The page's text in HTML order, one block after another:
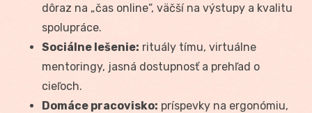
dôraz na „čas online“, väčší na výstupy a kvalitu
spolupráce.
Sociálne lešenie: rituály tímu, virtuálne
mentoringy, jasná dostupnosť a prehľad o
cieľoch.
Domáce pracovisko: príspevky na ergonómiu,